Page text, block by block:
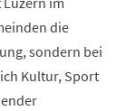
die
sondern bei
Kultur, Sport